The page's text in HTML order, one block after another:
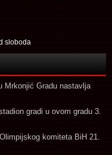
sloboda
Mrkonjić Gradu nastavlja
gradi u ovom gradu 3.
komiteta BiH 21.